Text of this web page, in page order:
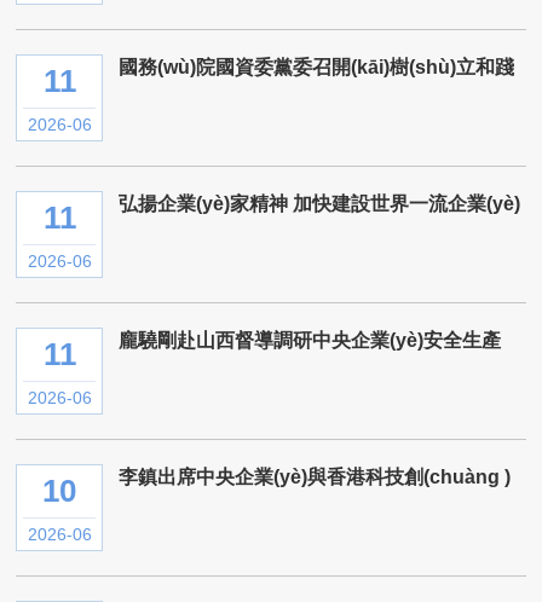
11
2026-06
國務(wù)院國資委黨委召開(kāi)樹(shù)立和踐
11
2026-06
弘揚企業(yè)家精神 加快建設世界一流企業(yè)
11
2026-06
龐驍剛赴山西督導調研中央企業(yè)安全生產
10
2026-06
李鎮出席中央企業(yè)與香港科技創(chuàng )